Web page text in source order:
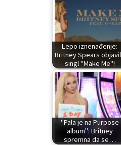
Lepo iznenađenje:
Britney Spears
singl "Make Me"!
"Pala je na Purpose
album": Britney
spremna da se…